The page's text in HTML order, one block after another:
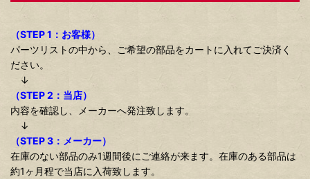
（STEP 1：お客様）
パーツリストの中から、ご希望の部品をカートに入れてご決済く
ださい。
↓
（STEP 2：当店）
内容を確認し、メーカーへ発注致します。
↓
（STEP 3：メーカー）
在庫のない部品のみ1週間後にご連絡が来ます。在庫のある部品は
約1ヶ月程で当店に入荷致します。